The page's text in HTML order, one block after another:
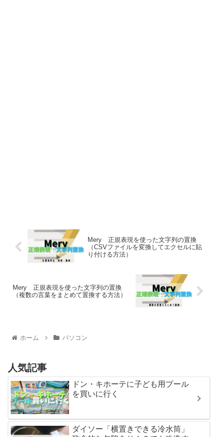
Mery 正規表現を使った文字列の置換
（CSVファイルを変換してエクセルに貼
り付ける方法）
Mery 正規表現を使った文字列の置換
（複数の言葉をまとめて置換する方法）
ホーム パソコン
人気記事
ドン・キホーテに子ども用プール
を買いに行く
ダイソー「横置きできる冷水筒」